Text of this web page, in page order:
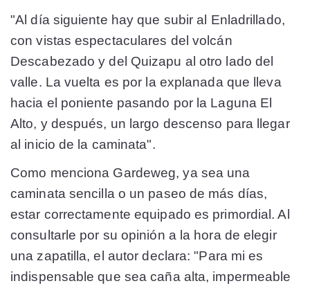
"Al día siguiente hay que subir al Enladrillado,
con vistas espectaculares del volcán
Descabezado y del Quizapu al otro lado del
valle. La vuelta es por la explanada que lleva
hacia el poniente pasando por la Laguna El
Alto, y después, un largo descenso para llegar
al inicio de la caminata".
Como menciona Gardeweg, ya sea una
caminata sencilla o un paseo de más días,
estar correctamente equipado es primordial. Al
consultarle por su opinión a la hora de elegir
una zapatilla, el autor declara: "Para mi es
indispensable que sea caña alta, impermeable